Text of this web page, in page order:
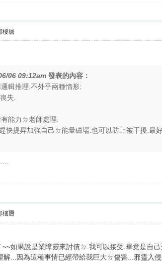
樓層
06 09:12am 發表的內容：
輯推理.不外乎兩種情形:
失.
能力ㄉ老師處理.
快提昇加強自己ㄉ能量磁場.也可以防止被干擾.最
樓層
如果說是業障靈來討債ㄉ.我可以接受.畢竟是自
...因為這種事情已經帶給我巨大ㄉ傷害...邪靈入